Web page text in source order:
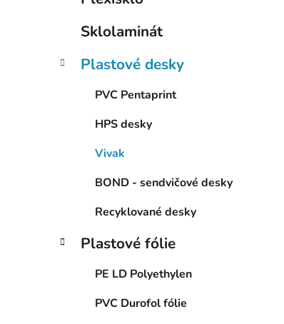
e
Sklolaminát
Plastové desky
PVC Pentaprint
HPS desky
Vivak
BOND - sendvičové desky
Recyklované desky
Plastové fólie
PE LD Polyethylen
PVC Durofol fólie